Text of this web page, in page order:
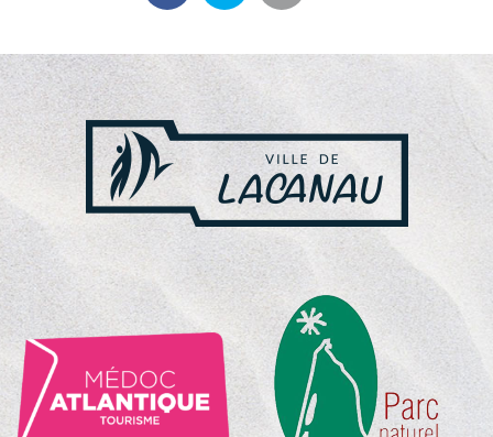
NOS
PARTENAIRES